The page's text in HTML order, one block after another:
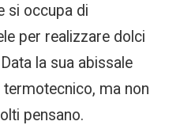
si occupa di
per realizzare dolci
la sua abissale
ma non
pensano.